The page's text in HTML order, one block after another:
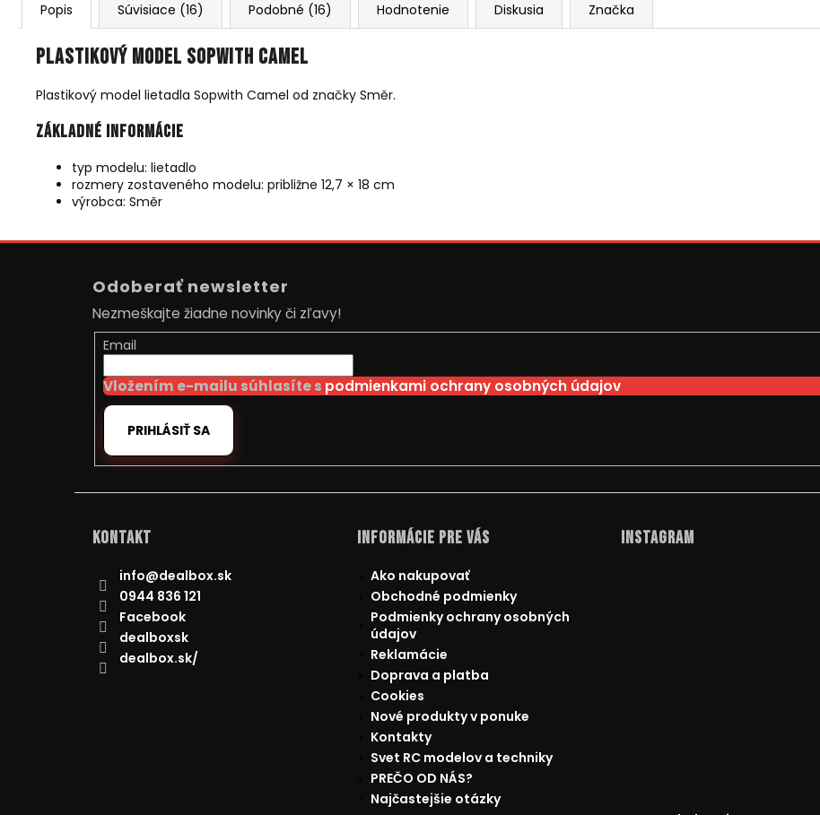
Popis Súvisiace (16) Podobné (16) Hodnotenie Diskusia Značka
Plastikový model Sopwith Camel
Plastikový model lietadla Sopwith Camel od značky Směr.
Základné informácie
typ modelu: lietadlo
rozmery zostaveného modelu: približne 12,7 × 18 cm
výrobca: Směr
Odoberať newsletter
Nezmeškajte žiadne novinky či zľavy!
Email
Vložením e-mailu súhlasíte s podmienkami ochrany osobných údajov
PRIHLÁSIŤ SA
Kontakt
info@dealbox.sk
0944 836 121
Facebook
dealboxsk
dealbox.sk/
Informácie pre Vás
Ako nakupovať
Obchodné podmienky
Podmienky ochrany osobných
údajov
Reklamácie
Doprava a platba
Cookies
Nové produkty v ponuke
Kontakty
Svet RC modelov a techniky
PREČO OD NÁS?
Najčastejšie otázky
Instagram